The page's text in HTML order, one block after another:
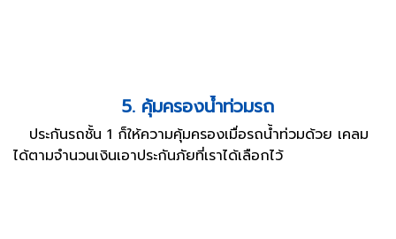
5. คุ้มครองน้ำท่วมรถ
ประกันรถชั้น 1 ก็ให้ความคุ้มครองเมื่อรถน้ำท่วมด้วย เคลม
ได้ตามจำนวนเงินเอาประกันภัยที่เราได้เลือกไว้